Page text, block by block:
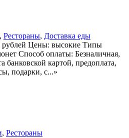
, Рестораны, Доставка еды
рублей Цены: высокие Типы
Способ оплаты: Безналичная,
картой, предоплата,
подарки, с...»
, Рестораны